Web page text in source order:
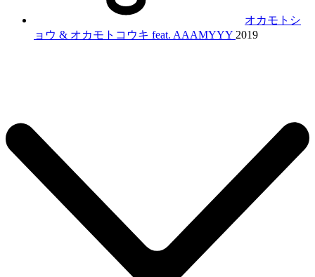
オカモトシ
ョウ & オカモトコウキ feat. AAAMYYY 2019